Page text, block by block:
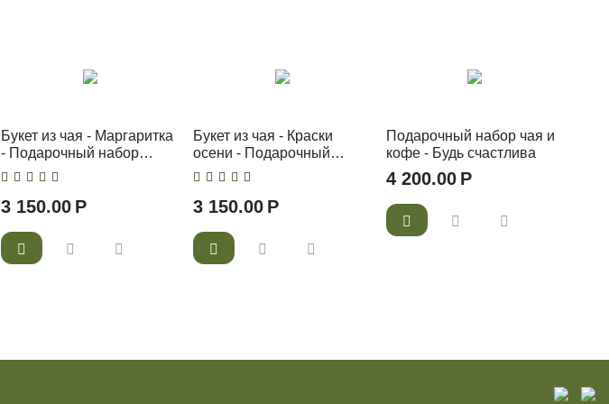
Букет из чая - Маргаритка
- Подарочный набор
чайный букет
3 150.00 Р
Букет из чая - Краски
осени - Подарочный
набор чайный букет
3 150.00 Р
Подарочный набор чая и
кофе - Будь счастлива
4 200.00 Р